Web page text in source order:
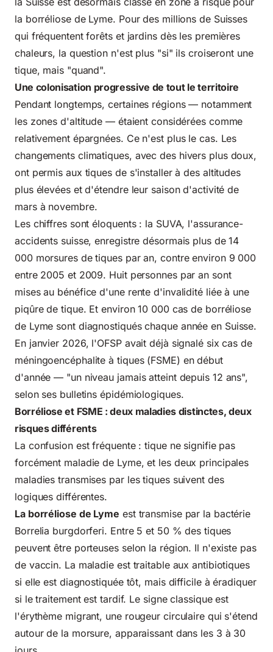
la borréliose de Lyme. Pour des millions de Suisses
qui fréquentent forêts et jardins dès les premières
chaleurs, la question n'est plus "si" ils croiseront une
tique, mais "quand".
Une colonisation progressive de tout le territoire
Pendant longtemps, certaines régions — notamment
les zones d'altitude — étaient considérées comme
relativement épargnées. Ce n'est plus le cas. Les
changements climatiques, avec des hivers plus doux,
ont permis aux tiques de s'installer à des altitudes
plus élevées et d'étendre leur saison d'activité de
mars à novembre.
Les chiffres sont éloquents : la SUVA, l'assurance-
accidents suisse, enregistre désormais plus de 14
000 morsures de tiques par an, contre environ 9 000
entre 2005 et 2009. Huit personnes par an sont
mises au bénéfice d'une rente d'invalidité liée à une
piqûre de tique. Et environ 10 000 cas de borréliose
de Lyme sont diagnostiqués chaque année en Suisse.
En janvier 2026, l'OFSP avait déjà signalé six cas de
méningoencéphalite à tiques (FSME) en début
d'année — "un niveau jamais atteint depuis 12 ans",
selon ses bulletins épidémiologiques.
Borréliose et FSME : deux maladies distinctes, deux
risques différents
La confusion est fréquente : tique ne signifie pas
forcément maladie de Lyme, et les deux principales
maladies transmises par les tiques suivent des
logiques différentes.
La borréliose de Lyme est transmise par la bactérie
Borrelia burgdorferi. Entre 5 et 50 % des tiques
peuvent être porteuses selon la région. Il n'existe pas
de vaccin. La maladie est traitable aux antibiotiques
si elle est diagnostiquée tôt, mais difficile à éradiquer
si le traitement est tardif. Le signe classique est
l'érythème migrant, une rougeur circulaire qui s'étend
autour de la morsure, apparaissant dans les 3 à 30